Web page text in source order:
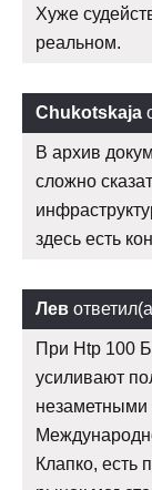
Хуже
реальном.
Chukotskaja
В архив
сложно
здесь есть
Лев
При Htp 100
усиливают
незаметными
Клапко, есть